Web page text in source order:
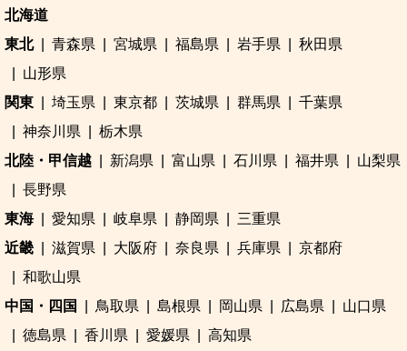
北海道
東北
青森県 宮城県 福島県 岩手県
秋田県
山形県
関東
埼玉県 東京都 茨城県 群馬県
千葉県
神奈川県
栃木県
北陸・甲信越
新潟県 富山県 石川県 福井県
山梨県
長野県
東海
愛知県 岐阜県 静岡県
三重県
近畿
滋賀県 大阪府 奈良県 兵庫県
京都府
和歌山県
中国・四国
鳥取県 島根県 岡山県 広島県
山口県
徳島県
香川県 愛媛県
高知県